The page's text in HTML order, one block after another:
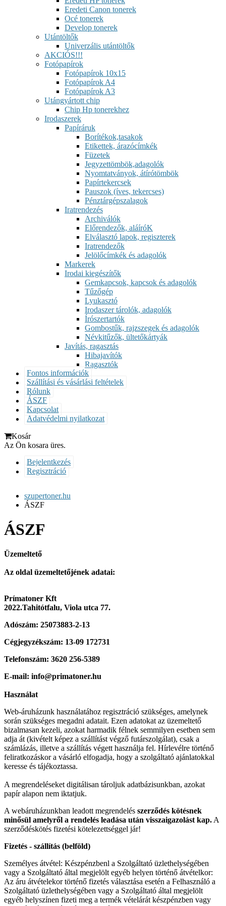
Eredeti Canon tonerek
Océ tonerek
Develop tonerek
Utántöltők
Univerzális utántöltők
AKCIÓS!!!
Fotópapírok
Fotópapírok 10x15
Fotópapírok A4
Fotópapírok A3
Utángyártott chip
Chip Hp tonerekhez
Irodaszerek
Papíráruk
Borítékok,tasakok
Etikettek, árazócímkék
Füzetek
Jegyzettömbök,adagolók
Nyomtatványok, átírótömbök
Papírtekercsek
Pauszok (íves, tekercses)
Pénztárgépszalagok
Iratrendezés
Archiválók
Előrendezők, aláíróK
Elválasztó lapok, regiszterek
Iratrendezők
Jelölőcímkék és adagolók
Markerek
Irodai kiegészítők
Gemkapcsok, kapcsok és adagolók
Tűzőgép
Lyukasztó
Irodaszer tárolók, adagolók
Írószertartók
Gombostűk, rajzszegek és adagolók
Névkitűzők, ültetőkártyák
Javítás, ragasztás
Hibajavítók
Ragasztók
Fontos információk
Szállítási és vásárlási feltételek
Rólunk
ÁSZF
Kapcsolat
Adatvédelmi nyilatkozat
Kosár
Az Ön kosara üres.
Bejelentkezés
Regisztráció
szupertoner.hu
ÁSZF
ÁSZF
Üzemeltető
Az oldal üzemeltetőjének adatai:
Prímatoner Kft
2022.Tahitótfalu, Viola utca 77.
Adószám: 25073883-2-13
Cégjegyzékszám: 13-09 172731
Telefonszám: 3620 256-5389
E-mail: info@primatoner.hu
Használat
Web-áruházunk használatához regisztráció szükséges, amelynek
során szükséges megadni adatait. Ezen adatokat az üzemeltető
bizalmasan kezeli, azokat harmadik félnek semmilyen esetben sem
adja át (kivételt képez a szállítást végző futárszolgálat), csak a
számlázás, illetve a szállítás végett használja fel. Hírlevélre történő
feliratkozáskor a vásárló elfogadja, hogy a szolgáltató ajánlatokkal
keresse és tájékoztassa.
A megrendeléseket digitálisan tároljuk adatbázisunkban, azokat
papír alapon nem iktatjuk.
A webáruházunkban leadott megrendelés szerződés kötésnek
minősül amelyről a rendelés leadása után visszaigazolást kap.A
szerződéskötés fizetési kötelezettséggel jár!
Fizetés - szállítás (belföld)
Személyes átvétel: Készpénzbenl a Szolgáltató üzlethelységében
vagy a Szolgáltató által megjelölt egyéb helyen történő átvételkor:
Az áru átvételekor történő fizetés választása esetén a Felhasználó a
Szolgáltató üzlethelységében vagy a Szolgáltató által megjelölt
egyéb helyszínen fizeti meg a termék vételárát készpénzben vagy